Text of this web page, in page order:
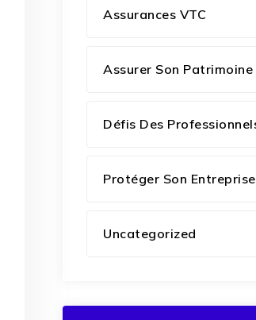
Assurances VTC
Assurer Son Patrimoine
Défis Des
Protéger Son Entreprise
Uncategorized